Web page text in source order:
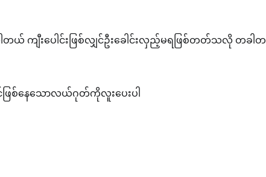
ယ် ကျီးပေါင်းဖြစ်လျှင်ဦးခေါင်းလှည့်မရဖြစ်တတ်သလို တခါတ
င်ဖြစ်နေသောလယ်ဂုတ်ကိုလူးပေးပါ